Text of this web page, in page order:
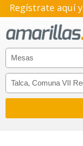
Regístrate aquí